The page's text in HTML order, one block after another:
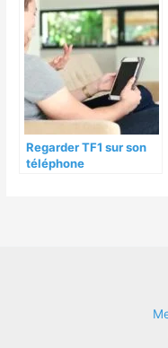
Regarder TF1 sur son
téléphone